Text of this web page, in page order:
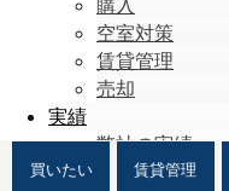
空室対策
賃貸管理
売却
実績
弊社の実績
リノベーショ
買いたい 賃貸管理